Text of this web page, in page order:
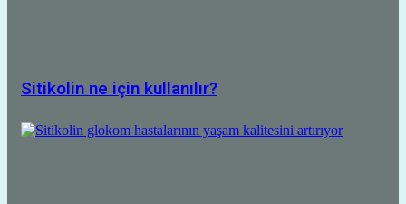
Sitikolin ne için kullanılır?